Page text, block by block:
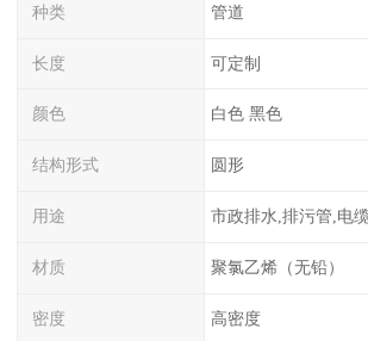
种类 管道
长度 可定制
颜色 白色 黑色
结构形式 圆形
用途 市政排水,排污管,电
材质 聚氯乙烯（无铅）
密度 高密度